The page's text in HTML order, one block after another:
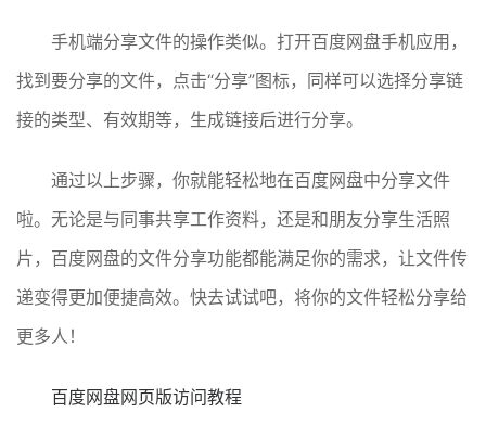
手机端分享文件的操作类似。打开百度网盘手机应用，
找到要分享的文件，点击“分享”图标，同样可以选择分享链
接的类型、有效期等，生成链接后进行分享。
通过以上步骤，你就能轻松地在百度网盘中分享文件
啦。无论是与同事共享工作资料，还是和朋友分享生活照
片，百度网盘的文件分享功能都能满足你的需求，让文件传
递变得更加便捷高效。快去试试吧，将你的文件轻松分享给
更多人！
百度网盘网页版访问教程